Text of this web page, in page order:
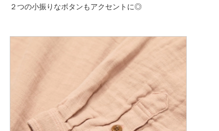
２つの小振りなボタンもアクセントに◎